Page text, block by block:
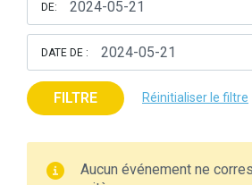
DE:
DATE DE :
FILTRE Réinitialiser le filtre
Aucun événement ne